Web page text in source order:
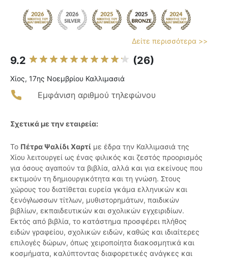
Δείτε περισσότερα >>
9.2 (26)
Χίος, 17ης Νοεμβρίου Καλλιμασιά
Εμφάνιση αριθμού τηλεφώνου
Σχετικά με την εταιρεία:
Το Πέτρα Ψαλίδι Χαρτί με έδρα την Καλλιμασιά της
Χίου λειτουργεί ως ένας φιλικός και ζεστός προορισμός
για όσους αγαπούν τα βιβλία, αλλά και για εκείνους που
εκτιμούν τη δημιουργικότητα και τη γνώση. Στους
χώρους του διατίθεται ευρεία γκάμα ελληνικών και
ξενόγλωσσων τίτλων, μυθιστορημάτων, παιδικών
βιβλίων, εκπαιδευτικών και σχολικών εγχειριδίων.
Εκτός από βιβλία, το κατάστημα προσφέρει πλήθος
ειδών γραφείου, σχολικών ειδών, καθώς και ιδιαίτερες
επιλογές δώρων, όπως χειροποίητα διακοσμητικά και
κοσμήματα, καλύπτοντας διαφορετικές ανάγκες και